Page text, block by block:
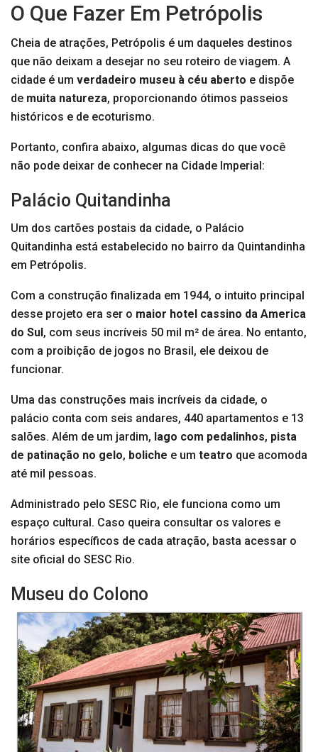
O Que Fazer Em Petrópolis
Cheia de atrações, Petrópolis é um daqueles destinos
que não deixam a desejar no seu roteiro de viagem. A
cidade é um verdadeiro museu à céu aberto e dispõe
de muita natureza, proporcionando ótimos passeios
históricos e de ecoturismo.
Portanto, confira abaixo, algumas dicas do que você
não pode deixar de conhecer na Cidade Imperial:
Palácio Quitandinha
Um dos cartões postais da cidade, o Palácio
Quitandinha está estabelecido no bairro da Quintandinha
em Petrópolis.
Com a construção finalizada em 1944, o intuito principal
desse projeto era ser o maior hotel cassino da America
do Sul , com seus incríveis 50 mil m² de área. No entanto,
com a proibição de jogos no Brasil, ele deixou de
funcionar.
Uma das construções mais incríveis da cidade, o
palácio conta com seis andares, 440 apartamentos e 13
salões. Além de um jardim, lago com pedalinhos, pista
de patinação no gelo, boliche e um teatro que acomoda
até mil pessoas.
Administrado pelo SESC Rio, ele funciona como um
espaço cultural. Caso queira consultar os valores e
horários específicos de cada atração, basta acessar o
site oficial do SESC Rio.
Museu do Colono